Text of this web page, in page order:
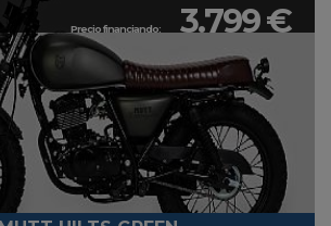
Precio financiando: 3.799 €